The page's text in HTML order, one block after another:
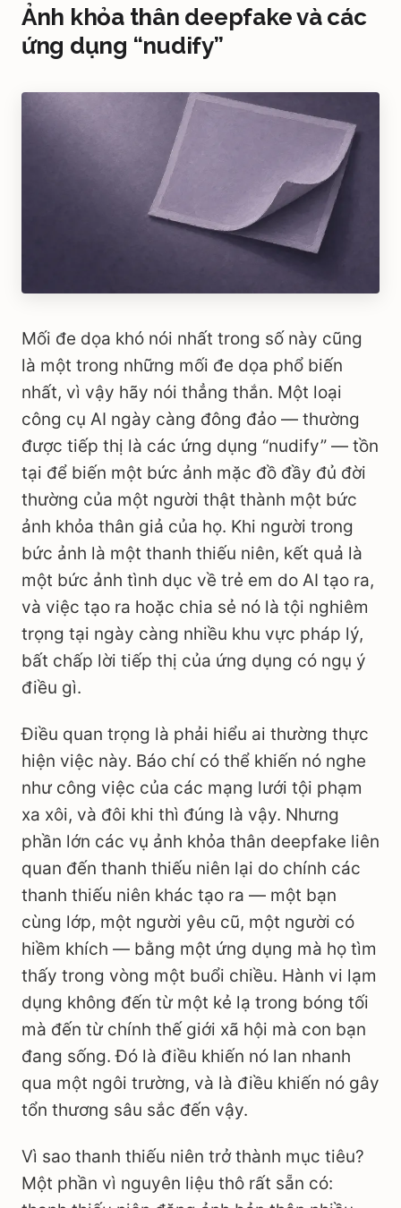
Ảnh khỏa thân deepfake và các
ứng dụng “nudify”
Mối đe dọa khó nói nhất trong số này cũng
là một trong những mối đe dọa phổ biến
nhất, vì vậy hãy nói thẳng thắn. Một loại
công cụ AI ngày càng đông đảo — thường
được tiếp thị là các ứng dụng “nudify” — tồn
tại để biến một bức ảnh mặc đồ đầy đủ đời
thường của một người thật thành một bức
ảnh khỏa thân giả của họ. Khi người trong
bức ảnh là một thanh thiếu niên, kết quả là
một bức ảnh tình dục về trẻ em do AI tạo ra,
và việc tạo ra hoặc chia sẻ nó là tội nghiêm
trọng tại ngày càng nhiều khu vực pháp lý,
bất chấp lời tiếp thị của ứng dụng có ngụ ý
điều gì.
Điều quan trọng là phải hiểu ai thường thực
hiện việc này. Báo chí có thể khiến nó nghe
như công việc của các mạng lưới tội phạm
xa xôi, và đôi khi thì đúng là vậy. Nhưng
phần lớn các vụ ảnh khỏa thân deepfake liên
quan đến thanh thiếu niên lại do chính các
thanh thiếu niên khác tạo ra — một bạn
cùng lớp, một người yêu cũ, một người có
hiềm khích — bằng một ứng dụng mà họ tìm
thấy trong vòng một buổi chiều. Hành vi lạm
dụng không đến từ một kẻ lạ trong bóng tối
mà đến từ chính thế giới xã hội mà con bạn
đang sống. Đó là điều khiến nó lan nhanh
qua một ngôi trường, và là điều khiến nó gây
tổn thương sâu sắc đến vậy.
Vì sao thanh thiếu niên trở thành mục tiêu?
Một phần vì nguyên liệu thô rất sẵn có: